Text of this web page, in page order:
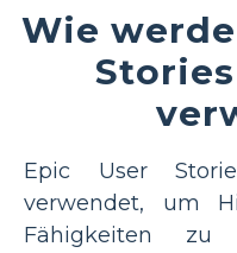
Wie
Epic User
verwendet, um
Fähigkeiten